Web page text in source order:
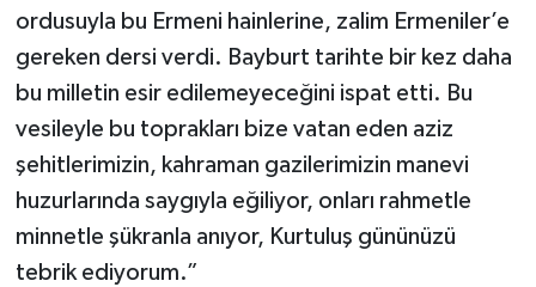
ordusuyla bu Ermeni hainlerine, zalim Ermeniler’e
gereken dersi verdi. Bayburt tarihte bir kez daha
bu milletin esir edilemeyeceğini ispat etti. Bu
vesileyle bu toprakları bize vatan eden aziz
şehitlerimizin, kahraman gazilerimizin manevi
huzurlarında saygıyla eğiliyor, onları rahmetle
minnetle şükranla anıyor, Kurtuluş gününüzü
tebrik ediyorum.”